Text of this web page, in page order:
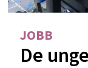
JOBB
De